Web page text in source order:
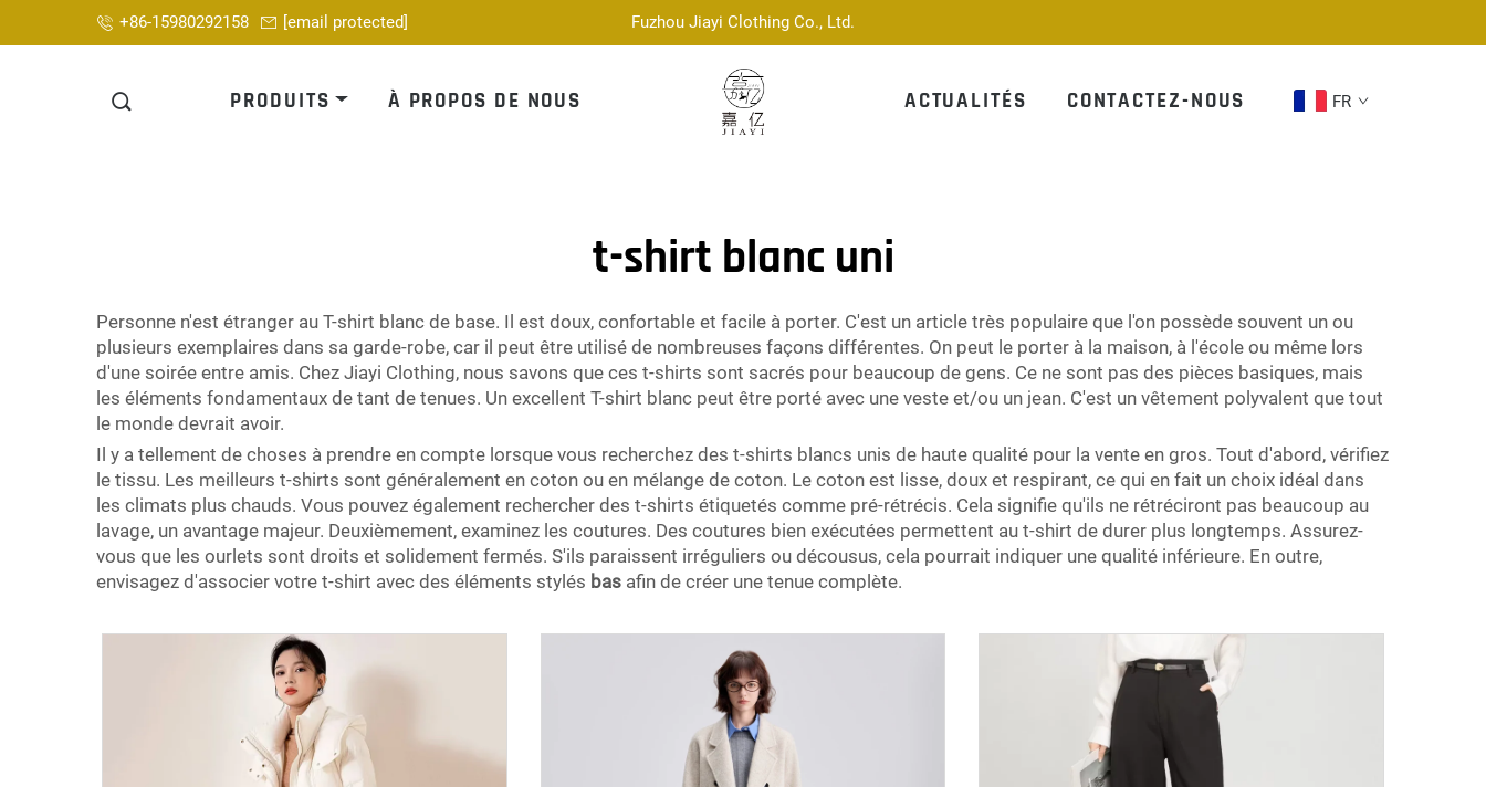
+86-15980292158 [email protected] Fuzhou Jiayi Clothing Co., Ltd.
PRODUITS À PROPOS DE NOUS ACTUALITÉS CONTACTEZ-NOUS FR
t-shirt blanc uni
Personne n'est étranger au T-shirt blanc de base. Il est doux, confortable et facile à porter. C'est un article très populaire que l'on possède souvent un ou
plusieurs exemplaires dans sa garde-robe, car il peut être utilisé de nombreuses façons différentes. On peut le porter à la maison, à l'école ou même lors
d'une soirée entre amis. Chez Jiayi Clothing, nous savons que ces t-shirts sont sacrés pour beaucoup de gens. Ce ne sont pas des pièces basiques, mais
les éléments fondamentaux de tant de tenues. Un excellent T-shirt blanc peut être porté avec une veste et/ou un jean. C'est un vêtement polyvalent que tout
le monde devrait avoir.
Il y a tellement de choses à prendre en compte lorsque vous recherchez des t-shirts blancs unis de haute qualité pour la vente en gros. Tout d'abord, vérifiez
le tissu. Les meilleurs t-shirts sont généralement en coton ou en mélange de coton. Le coton est lisse, doux et respirant, ce qui en fait un choix idéal dans
les climats plus chauds. Vous pouvez également rechercher des t-shirts étiquetés comme pré-rétrécis. Cela signifie qu'ils ne rétréciront pas beaucoup au
lavage, un avantage majeur. Deuxièmement, examinez les coutures. Des coutures bien exécutées permettent au t-shirt de durer plus longtemps. Assurez-
vous que les ourlets sont droits et solidement fermés. S'ils paraissent irréguliers ou décousus, cela pourrait indiquer une qualité inférieure. En outre,
envisagez d'associer votre t-shirt avec des éléments stylés bas afin de créer une tenue complète.